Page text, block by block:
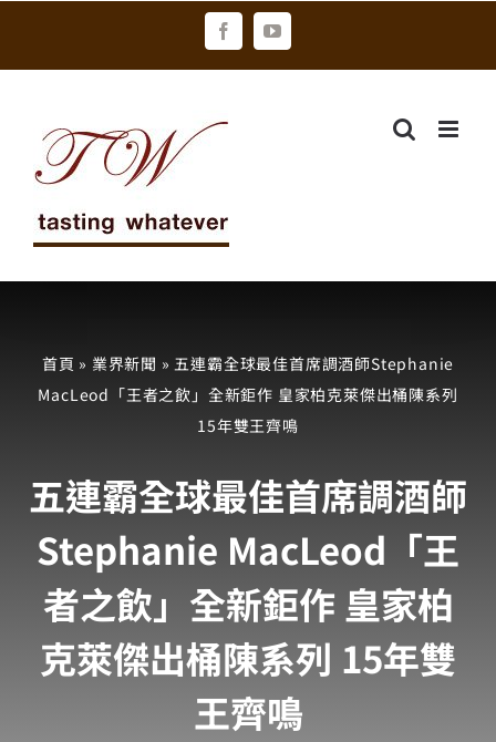
FacebookYouTube
首頁 » 業界新聞 »五連霸全球最佳首席調酒師Stephanie
MacLeod「王者之飲」全新鉅作 皇家柏克萊傑出桶陳系列
15年雙王齊鳴
五連霸全球最佳首席調酒師
Stephanie MacLeod「王
者之飲」全新鉅作 皇家柏
克萊傑出桶陳系列 15年雙
王齊鳴